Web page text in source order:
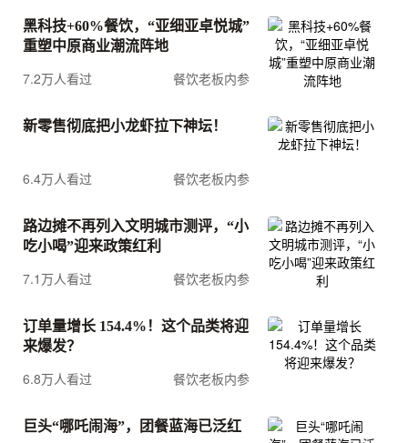
黑科技+60%餐饮，“亚细亚卓悦城”
重塑中原商业潮流阵地
7.2万人看过 餐饮老板内参
新零售彻底把小龙虾拉下神坛！
6.4万人看过 餐饮老板内参
路边摊不再列入文明城市测评，“小
吃小喝”迎来政策红利
7.1万人看过 餐饮老板内参
订单量增长 154.4%！这个品类将迎
来爆发？
6.8万人看过 餐饮老板内参
巨头“哪吒闹海”，团餐蓝海已泛红